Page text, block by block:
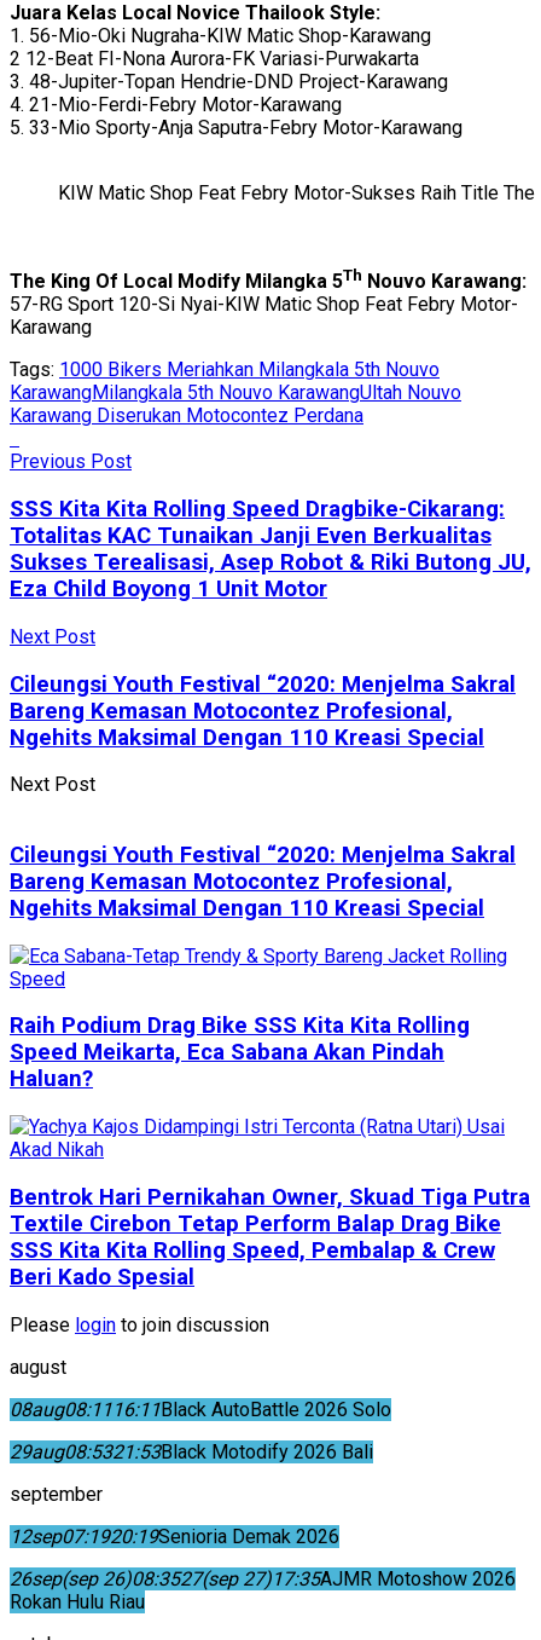
Juara Kelas Local Novice Thailook Style:
1. 56-Mio-Oki Nugraha-KIW Matic Shop-Karawang
2 12-Beat FI-Nona Aurora-FK Variasi-Purwakarta
3. 48-Jupiter-Topan Hendrie-DND Project-Karawang
4. 21-Mio-Ferdi-Febry Motor-Karawang
5. 33-Mio Sporty-Anja Saputra-Febry Motor-Karawang
KIW Matic Shop Feat Febry Motor-Sukses Raih Title
The King Of Local Modify Milangka 5Th Nouvo Karawang:
57-RG Sport 120-Si Nyai-KIW Matic Shop Feat Febry Motor-
Karawang
Tags: 1000 Bikers Meriahkan Milangkala 5th Nouvo
KarawangMilangkala 5th Nouvo KarawangUltah Nouvo
Karawang Diserukan Motocontez Perdana
Previous Post
SSS Kita Kita Rolling Speed Dragbike-Cikarang:
Totalitas KAC Tunaikan Janji Even Berkualitas
Sukses Terealisasi, Asep Robot & Riki Butong JU,
Eza Child Boyong 1 Unit Motor
Next Post
Cileungsi Youth Festival “2020: Menjelma Sakral
Bareng Kemasan Motocontez Profesional,
Ngehits Maksimal Dengan 110 Kreasi Special
Next Post
Cileungsi Youth Festival “2020: Menjelma Sakral
Bareng Kemasan Motocontez Profesional,
Ngehits Maksimal Dengan 110 Kreasi Special
Raih Podium Drag Bike SSS Kita Kita Rolling
Speed Meikarta, Eca Sabana Akan Pindah
Haluan?
Bentrok Hari Pernikahan Owner, Skuad Tiga Putra
Textile Cirebon Tetap Perform Balap Drag Bike
SSS Kita Kita Rolling Speed, Pembalap & Crew
Beri Kado Spesial
Please login to join discussion
august
08aug08:1116:11Black AutoBattle 2026 Solo
29aug08:5321:53Black Motodify 2026 Bali
september
12sep07:1920:19Senioria Demak 2026
26sep(sep 26)08:3527(sep 27)17:35AJMR Motoshow 2026
Rokan Hulu Riau